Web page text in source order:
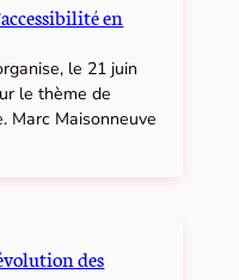
en
le 21 juin
le thème de
Marc Maisonneuve
des